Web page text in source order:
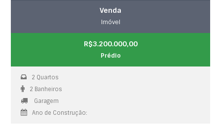
Venda
Imóvel
R$3.200.000,00
Prédio
2 Quartos
2 Banheiros
Garagem
Ano de Construção: